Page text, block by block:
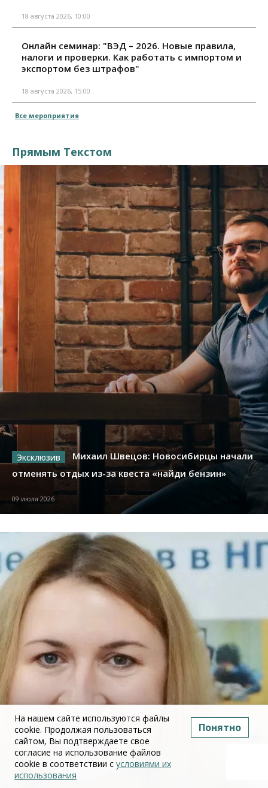
18 августа 2026, 10:00
Онлайн семинар: "ВЭД – 2026. Новые правила,
налоги и проверки. Как работать с импортом и
экспортом без штрафов"
18 августа 2026, 15:00
Все мероприятия
Прямым Текстом
Михаил Швецов: Новосибирцы начали
отменять отдых из-за квеста «найди бензин»
09 июля 2026
На нашем сайте используются файлы
cookie. Продолжая пользоваться
сайтом, Вы подтверждаете свое
согласие на использование файлов
cookie в соответствии с условиями их
использования
Понятно